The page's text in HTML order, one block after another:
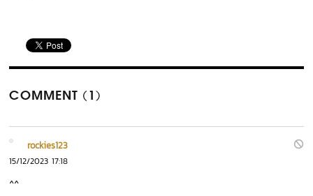
COMMENT (1)
rockies123
15/12/2023 17:18
^^